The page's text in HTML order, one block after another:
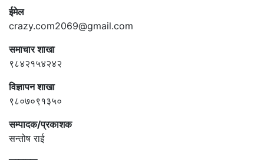
ईमेल
crazy.com2069@gmail.com
समाचार शाखा
९८४२१५४२४२
विज्ञापन शाखा
९८०७०९१३५०
सम्पादक/प्रकाशक
सन्तोष राई